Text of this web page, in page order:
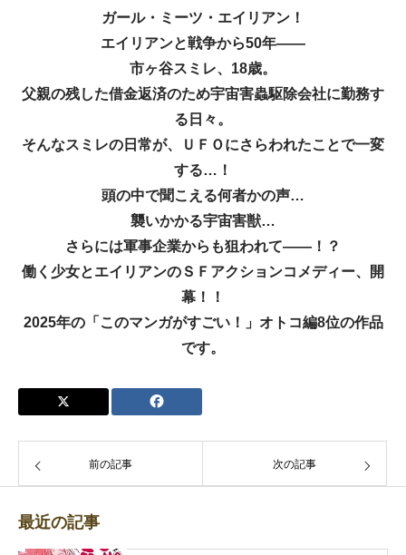
ガール・ミーツ・エイリアン！
エイリアンと戦争から50年――
市ヶ谷スミレ、18歳。
父親の残した借金返済のため宇宙害蟲駆除会社に勤務す
る日々。
そんなスミレの日常が、ＵＦＯにさらわれたことで一変
する…！
頭の中で聞こえる何者かの声…
襲いかかる宇宙害獣…
さらには軍事企業からも狙われて――！？
働く少女とエイリアンのＳＦアクションコメディー、開
幕！！
2025年の「このマンガがすごい！」オトコ編8位の作品
です。
前の記事 次の記事
最近の記事